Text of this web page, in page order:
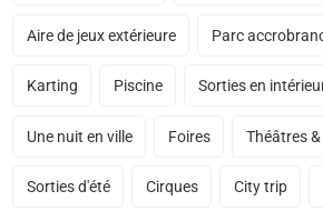
Aire de jeux extérieure Parc
Karting Piscine Sorties en
Une nuit en ville Foires Théâtres
Sorties d'été Cirques City trip